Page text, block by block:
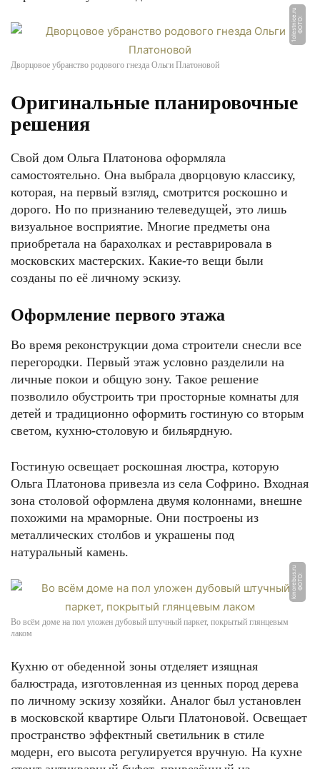
Ф
О
Т
О:
1
ol
e
s
t
ni
c
e.
r
u
Дворцовое убранство родового гнезда Ольги Платоновой
Оригинальные планировочные
решения
Свой дом Ольга Платонова оформляла
самостоятельно. Она выбрала дворцовую классику,
которая, на первый взгляд, смотрится роскошно и
дорого. Но по признанию телеведущей, это лишь
визуальное восприятие. Многие предметы она
приобретала на барахолках и реставрировала в
московских мастерских. Какие-то вещи были
созданы по её личному эскизу.
Оформление первого этажа
Во время реконструкции дома строители снесли все
перегородки. Первый этаж условно разделили на
личные покои и общую зону. Такое решение
позволило обустроить три просторные комнаты для
детей и традиционно оформить гостиную со вторым
светом, кухню-столовую и бильярдную.
Гостиную освещает роскошная люстра, которую
Ольга Платонова привезла из села Софрино. Входная
зона столовой оформлена двумя колоннами, внешне
похожими на мраморные. Они построены из
металлических столбов и украшены под
натуральный камень.
Ф
О
Т
О:
ki
n
o
r
e
b
u
s.
r
u
Во всём доме на пол уложен дубовый штучный паркет, покрытый глянцевым
лаком
Кухню от обеденной зоны отделяет изящная
балюстрада, изготовленная из ценных пород дерева
по личному эскизу хозяйки. Аналог был установлен
в московской квартире Ольги Платоновой. Освещает
пространство эффектный светильник в стиле
модерн, его высота регулируется вручную. На кухне